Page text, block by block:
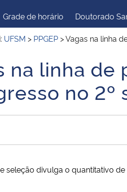
Institucional
Grade de horário Doutorado
UFSM > PPGEP >Vagas na linha
na linha de
no 2º
seleção divulga o quantitativo